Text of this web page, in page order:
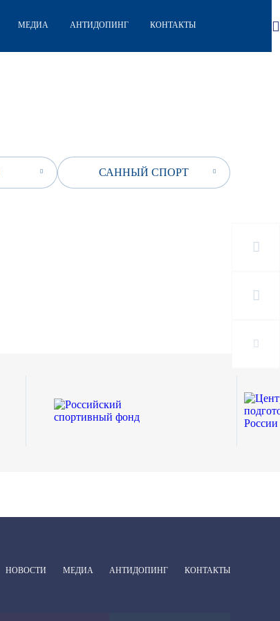
МЕДИА АНТИДОПИНГ КОНТАКТЫ
САННЫЙ СПОРТ
НОВОСТИ МЕДИА АНТИДОПИНГ КОНТАКТЫ